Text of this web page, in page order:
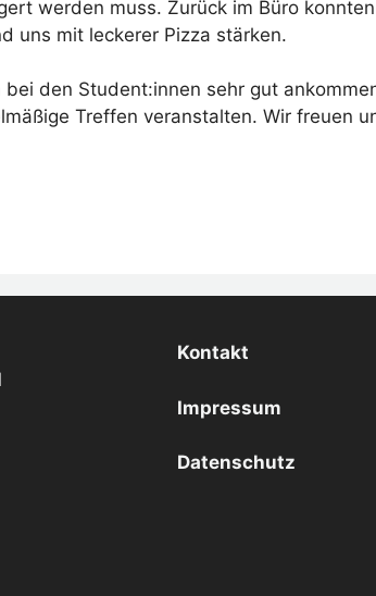
werden muss. Zurück im Büro
uns mit leckerer Pizza stärken.
den Student:innen sehr gut
Treffen veranstalten. Wir freuen
Kontakt
Impressum
Datenschutz